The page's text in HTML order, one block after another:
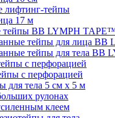
лифтинг-тейпы
17 м
тейпы BB LYMPH
тейпы для лица BB
тейпы для тела BB
с перфорацией
с перфорацией
для тела 5 см x 5 м
рулонах
клеем